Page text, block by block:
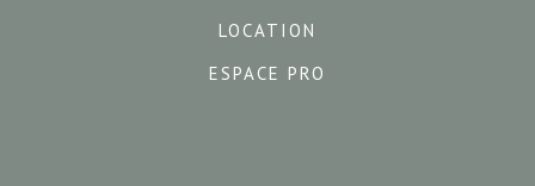
LOCATION
ESPACE PRO